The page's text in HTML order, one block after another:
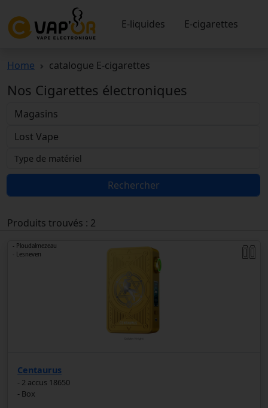
E-liquides E-cigarettes
Home catalogue E-cigarettes
Nos Cigarettes électroniques
Rechercher
Produits trouvés : 2
Centaurus
- 2 accus 18650
- Box
- Ploudalmezeau
- Lesneven